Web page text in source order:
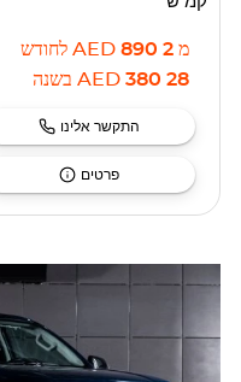
מ 2 890
AED לחודש
28 380
AED בשנה
התקשר אלינו
פרטים